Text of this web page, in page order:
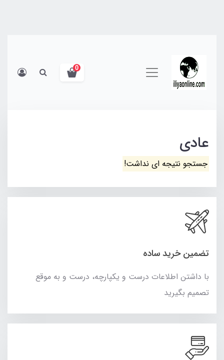
0
عادی
جستجو نتیجه ای نداشت!
تضمین خرید ساده
با داشتن اطلاعات درست و یکپارچه، درست و به موقع
تصمیم بگیرید